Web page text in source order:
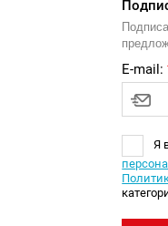
E-mail:
Я